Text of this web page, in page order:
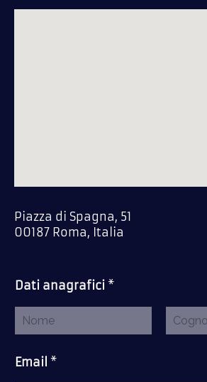
Piazza di Spagna, 51
00187 Roma, Italia
Dati anagrafici *
Email *